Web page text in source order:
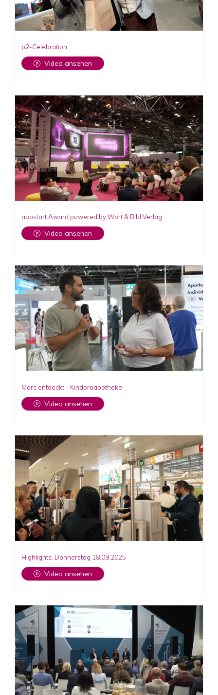
p2-Celebration
Video ansehen
apostart Award powered by Wort & Bild Verlag
Video ansehen
Marc entdeckt - Kindproapotheke
Video ansehen
Highlights, Donnerstag 18.09.2025
Video ansehen